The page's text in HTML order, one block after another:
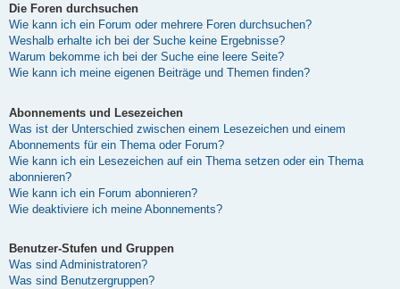
Die Foren durchsuchen
Wie kann ich ein Forum oder mehrere Foren durchsuchen?
Weshalb erhalte ich bei der Suche keine Ergebnisse?
Warum bekomme ich bei der Suche eine leere Seite?
Wie kann ich meine eigenen Beiträge und Themen finden?
Abonnements und Lesezeichen
Was ist der Unterschied zwischen einem Lesezeichen und einem
Abonnements für ein Thema oder Forum?
Wie kann ich ein Lesezeichen auf ein Thema setzen oder ein Thema
abonnieren?
Wie kann ich ein Forum abonnieren?
Wie deaktiviere ich meine Abonnements?
Benutzer-Stufen und Gruppen
Was sind Administratoren?
Was sind Benutzergruppen?